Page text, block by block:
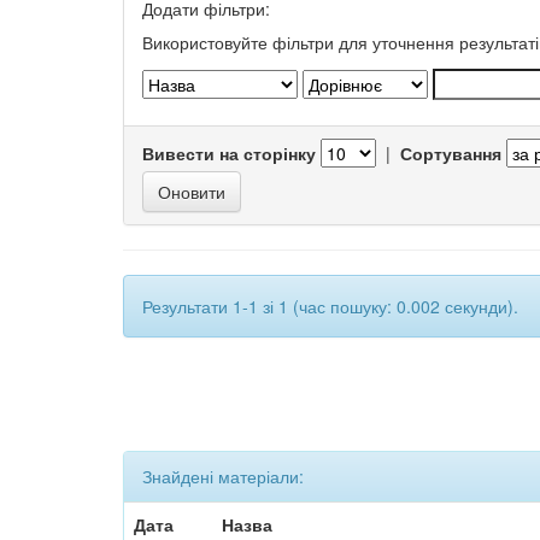
Додати фільтри:
Використовуйте фільтри для уточнення
Вивести на сторінку | Сортування
Результати 1-1 зі 1 (час пошуку: 0.002 секунди).
Знайдені матеріали:
Дата
Назва